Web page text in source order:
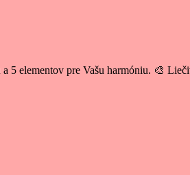
elementov pre Vašu harmóniu. 🎨